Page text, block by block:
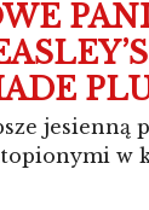
jesienną
w